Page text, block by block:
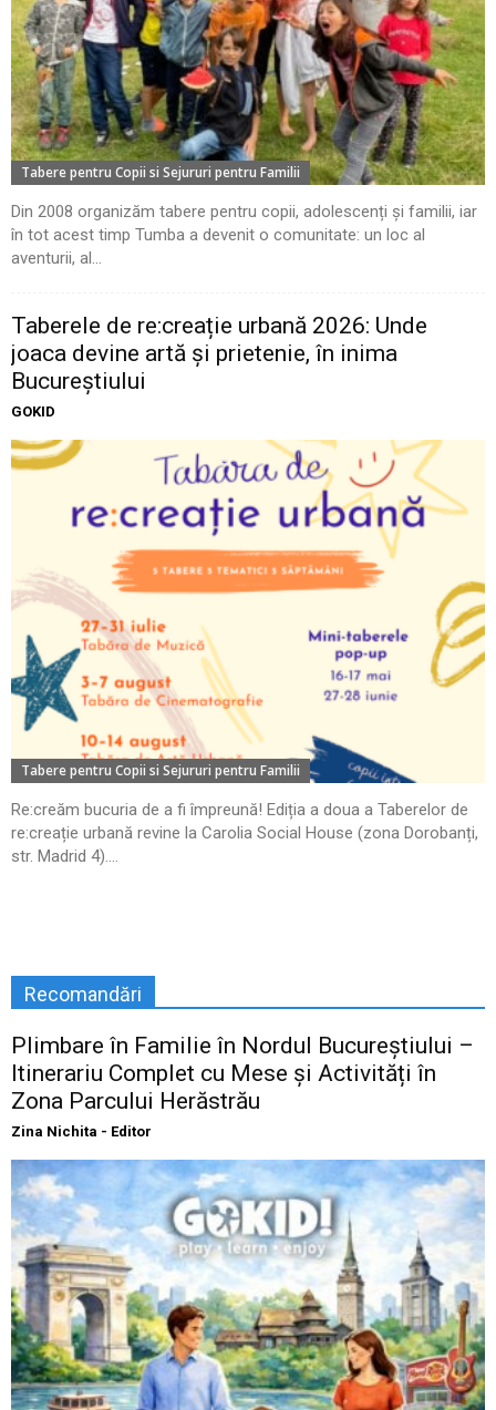
Tabere pentru Copii si Sejururi pentru Familii
Din 2008 organizăm tabere pentru copii, adolescenți și familii, iar
în tot acest timp Tumba a devenit o comunitate: un loc al
aventurii, al...
Taberele de re:creație urbană 2026: Unde
joaca devine artă și prietenie, în inima
Bucureștiului
GOKID
Tabere pentru Copii si Sejururi pentru Familii
Re:creăm bucuria de a fi împreună! Ediția a doua a Taberelor de
re:creație urbană revine la Carolia Social House (zona Dorobanți,
str. Madrid 4)....
Recomandări
Plimbare în Familie în Nordul Bucureștiului –
Itinerariu Complet cu Mese și Activități în
Zona Parcului Herăstrău
Zina Nichita - Editor